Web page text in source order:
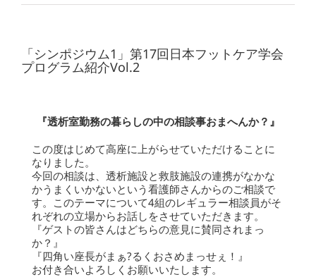
「シンポジウム1」第17回日本フットケア学会
プログラム紹介Vol.2
『透析室勤務の暮らしの中の相談事おまへんか？』
この度はじめて高座に上がらせていただけることに
なりました。
今回の相談は、透析施設と救肢施設の連携がなかな
かうまくいかないという看護師さんからのご相談で
す。このテーマについて4組のレギュラー相談員がそ
れぞれの立場からお話しをさせていただきます。
『ゲストの皆さんはどちらの意見に賛同されまっ
か？』
『四角い座長がまぁ?るくおさめまっせぇ！』
お付き合いよろしくお願いいたします。